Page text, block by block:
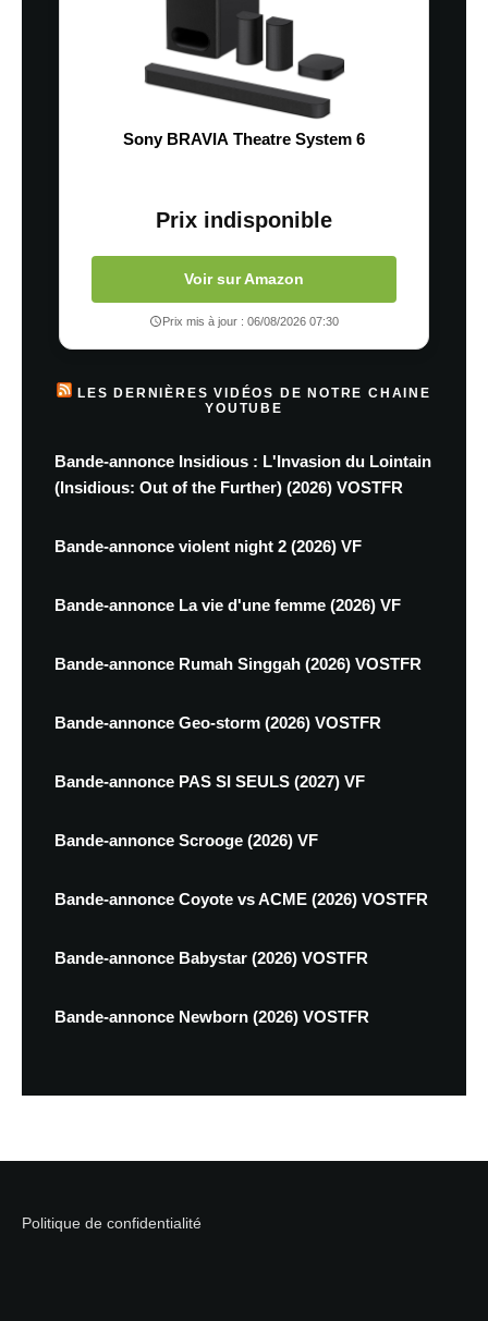
Sony BRAVIA Theatre System 6
Prix indisponible
Voir sur Amazon
Prix mis à jour : 06/08/2026 07:30
LES DERNIÈRES VIDÉOS DE NOTRE CHAINE
YOUTUBE
Bande-annonce Insidious : L'Invasion du Lointain
(Insidious: Out of the Further) (2026) VOSTFR
Bande-annonce violent night 2 (2026) VF
Bande-annonce La vie d'une femme (2026) VF
Bande-annonce Rumah Singgah (2026) VOSTFR
Bande-annonce Geo-storm (2026) VOSTFR
Bande-annonce PAS SI SEULS (2027) VF
Bande-annonce Scrooge (2026) VF
Bande-annonce Coyote vs ACME (2026) VOSTFR
Bande-annonce Babystar (2026) VOSTFR
Bande-annonce Newborn (2026) VOSTFR
Politique de confidentialité